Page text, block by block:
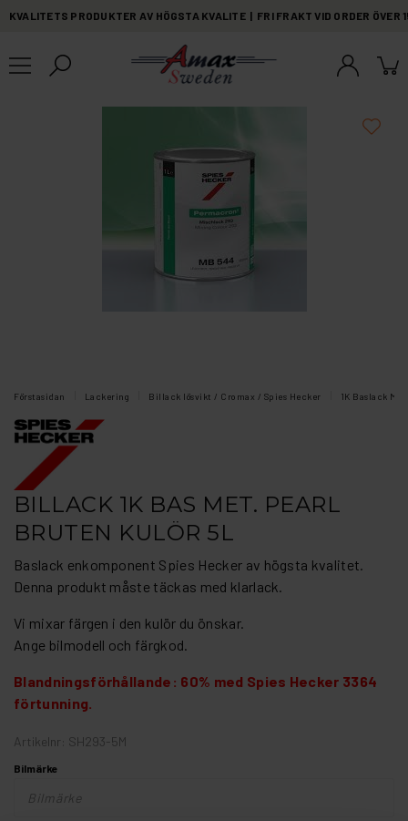
KVALITETS PRODUKTER AV HÖGSTA KVALITE | FRI FRAKT VID ORDER
Förstasidan Lackering Billack lösvikt / Cromax / Spies Hecker 1K Baslack
BILLACK 1K BAS MET. PEARL
BRUTEN KULÖR 5L
Baslack enkomponent Spies Hecker av högsta kvalitet.
Denna produkt måste täckas med klarlack.
Vi mixar färgen i den kulör du önskar.
Ange bilmodell och färgkod.
Blandningsförhållande: 60% med Spies Hecker 3364
förtunning.
Artikelnr: SH293-5M
Bilmärke